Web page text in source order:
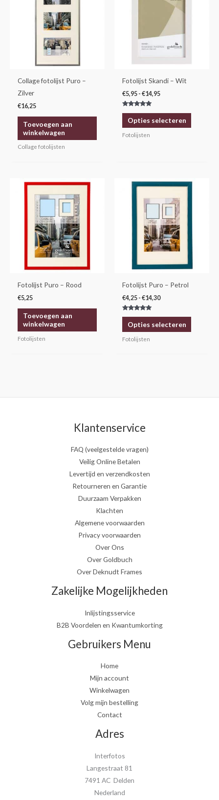
Collage fotolijst Puro –
Zilver
€16,25
Toevoegen aan
winkelwagen
Collage fotolijsten
Fotolijst Skandi – Wit
€5,95 - €14,95
Gewaardeerd
5.00
uit 5Opties selecteren
kan
de
Fotolijsten
Fotolijst Puro – Rood
€5,25
Toevoegen aan
winkelwagen
Fotolijsten
Fotolijst Puro – Petrol
€4,25 - €14,30
Prijsklasse:
€4,25
tot
€14,30
Gewaardeerd
5.00
uit 5Opties selecteren
Dit
Deze
kan
de
Fotolijsten
Klantenservice
FAQ (veelgestelde vragen)
Veilig Online Betalen
Levertijd en verzendkosten
Retourneren en Garantie
Duurzaam Verpakken
Klachten
Algemene voorwaarden
Privacy voorwaarden
Over Ons
Over Goldbuch
Over Deknudt Frames
Zakelijke Mogelijkheden
Inlijstingsservice
B2B Voordelen en Kwantumkorting
Gebruikers Menu
Home
Mijn account
Winkelwagen
Volg mijn bestelling
Contact
Adres
Interfotos
Langestraat 81
7491 AC Delden
Nederland